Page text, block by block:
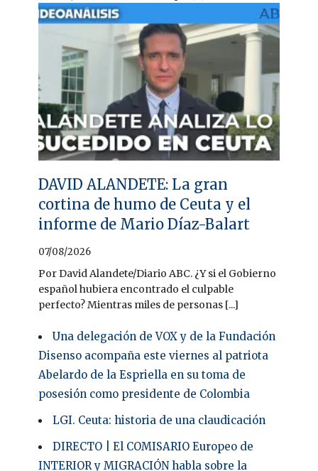
DAVID ALANDETE: La gran
cortina de humo de Ceuta y el
informe de Mario Díaz-Balart
07/08/2026
Por David Alandete/Diario ABC. ¿Y si el Gobierno
español hubiera encontrado el culpable
perfecto? Mientras miles de personas [...]
Una delegación de VOX y de la Fundación
Disenso acompaña este viernes al patriota
Abelardo de la Espriella en su toma de
posesión como presidente de Colombia
LGI. Ceuta: historia de una claudicación
DIRECTO | El COMISARIO Europeo de
INTERIOR y MIGRACIÓN habla sobre la